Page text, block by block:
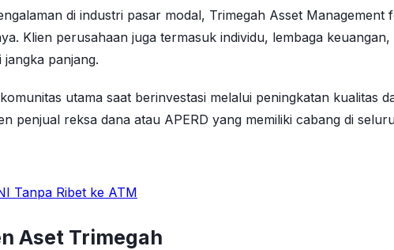
di industri pasar modal, Trimegah Asset
Klien perusahaan juga termasuk individu, lembaga
panjang.
utama saat berinvestasi melalui peningkatan kualitas
penjual reksa dana atau APERD yang memiliki cabang di
Tanpa Ribet ke ATM
Aset Trimegah